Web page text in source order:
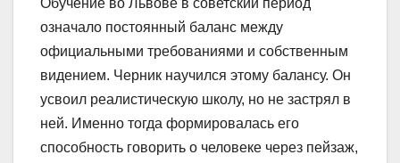
Обучение во Львове в советский период
означало постоянный баланс между
официальными требованиями и собственным
видением. Черник научился этому балансу. Он
усвоил реалистическую школу, но не застрял в
ней. Именно тогда формировалась его
способность говорить о человеке через пейзаж,